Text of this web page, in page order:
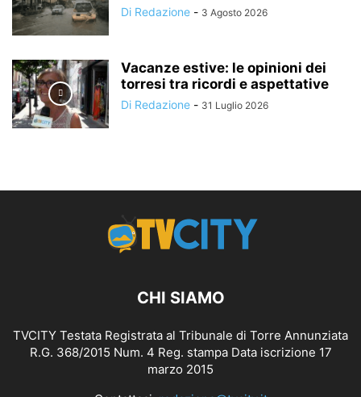
Di Redazione - 3 Agosto 2026
Vacanze estive: le opinioni dei
torresi tra ricordi e aspettative
Di Redazione - 31 Luglio 2026
CHI SIAMO
TVCITY Testata Registrata al Tribunale di Torre Annunziata
R.G. 368/2015 Num. 4 Reg. stampa Data iscrizione 17
marzo 2015